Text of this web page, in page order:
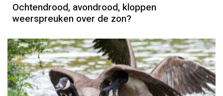
Ochtendrood, avondrood, kloppen
weerspreuken over de zon?